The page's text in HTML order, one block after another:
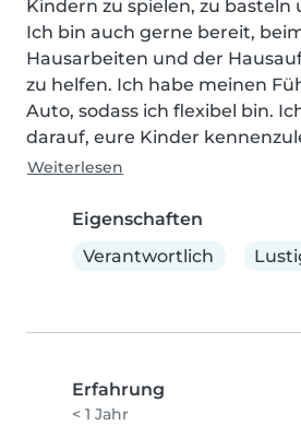
Kindern zu spielen, zu basteln
Ich bin auch gerne bereit,
Hausarbeiten und der
zu helfen. Ich habe meinen
Auto, sodass ich flexibel bin.
darauf, eure Kinder
Weiterlesen
Eigenschaften
Verantwortlich
Erfahrung
< 1 Jahr